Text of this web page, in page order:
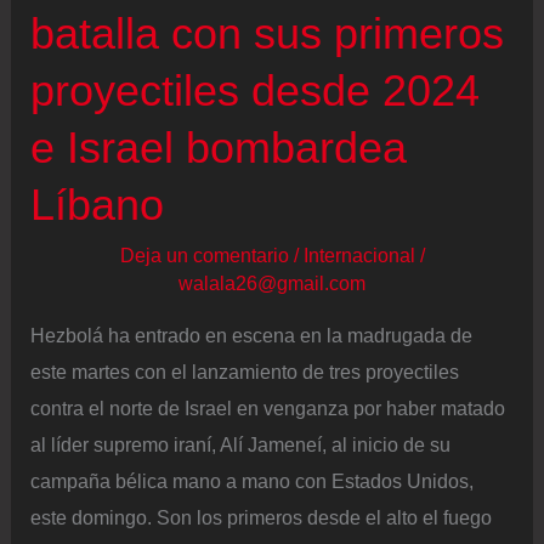
Líbano
hasta
que
vea
garantizada
batalla con sus primeros
proyectiles desde 2024
e Israel bombardea
Líbano
Deja un comentario / Internacional /
walala26@gmail.com
Hezbolá ha entrado en escena en la madrugada de
este martes con el lanzamiento de tres proyectiles
contra el norte de Israel en venganza por haber matado
al líder supremo iraní, Alí Jameneí, al inicio de su
campaña bélica mano a mano con Estados Unidos,
este domingo. Son los primeros desde el alto el fuego